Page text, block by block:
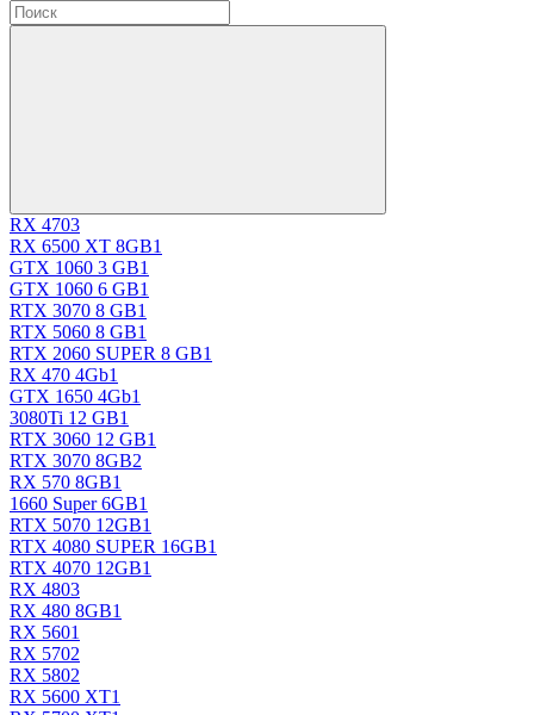
RX 4703
RX 6500 XT 8GB1
GTX 1060 3 GB1
GTX 1060 6 GB1
RTX 3070 8 GB1
RTX 5060 8 GB1
RTX 2060 SUPER 8 GB1
RX 470 4Gb1
GTX 1650 4Gb1
3080Ti 12 GB1
RTX 3060 12 GB1
RTX 3070 8GB2
RX 570 8GB1
1660 Super 6GB1
RTX 5070 12GB1
RTX 4080 SUPER 16GB1
RTX 4070 12GB1
RX 4803
RX 480 8GB1
RX 5601
RX 5702
RX 5802
RX 5600 XT1